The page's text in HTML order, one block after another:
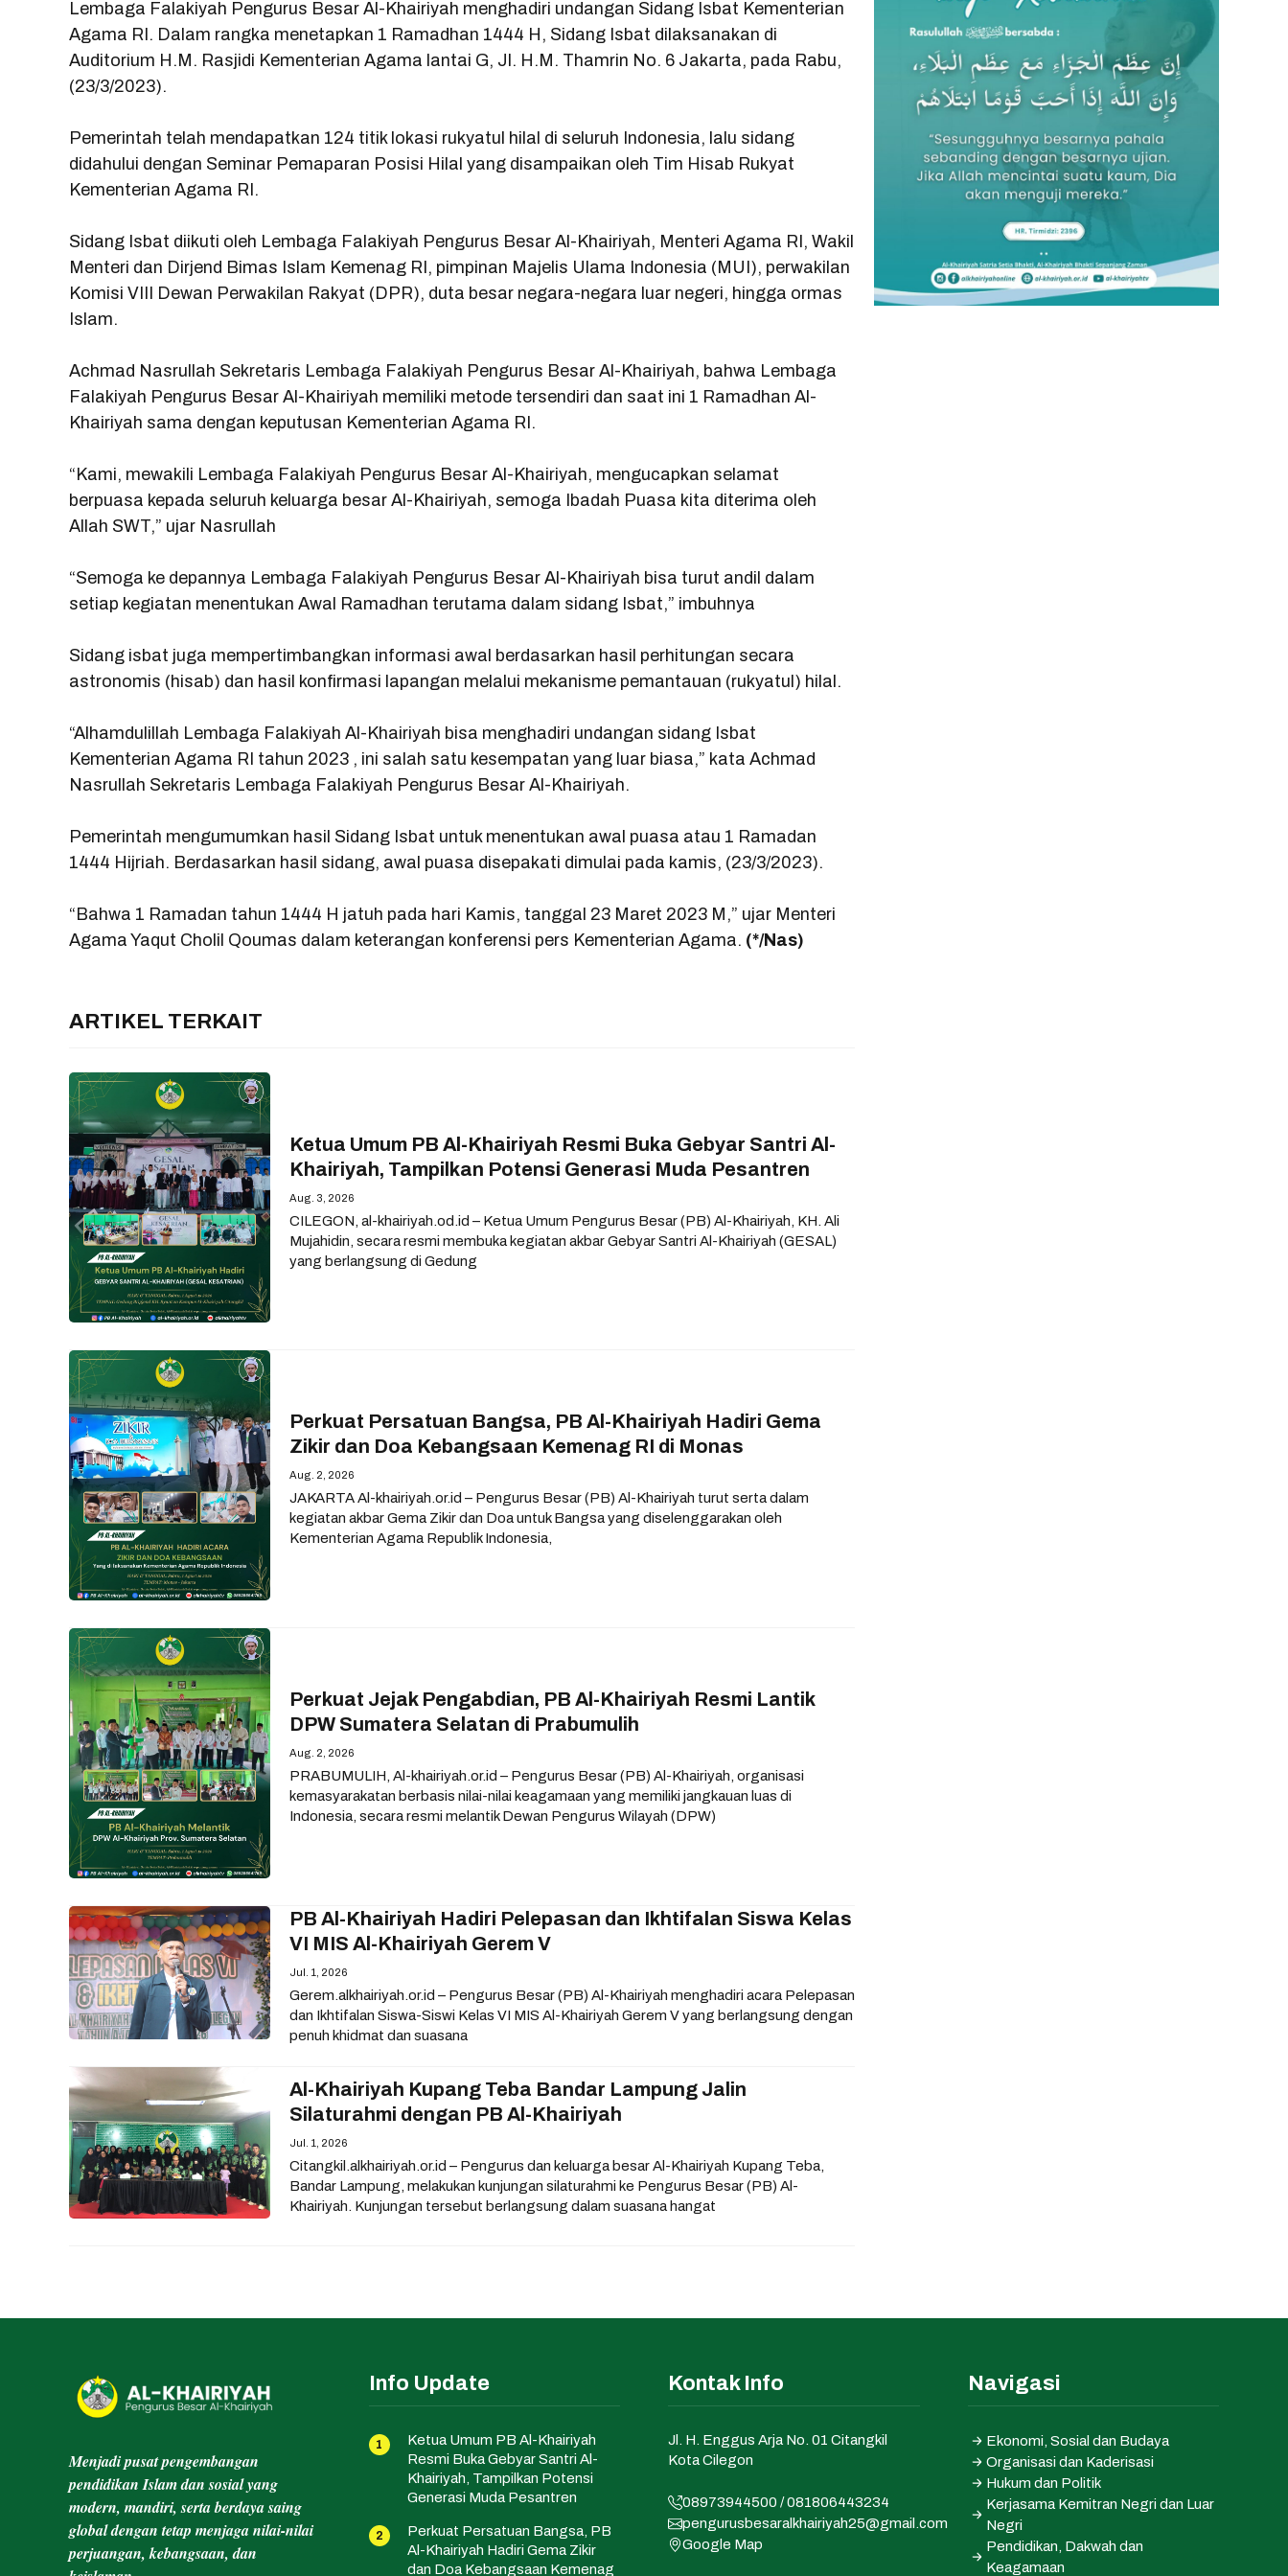
c
e
o
k
a
t
p
p
l
e
it
t
Lembaga Falakiyah Pengurus Besar Al-Khairiyah menghadiri undangan Sidang Isbat Kementerian
Agama RI. Dalam rangka menetapkan 1 Ramadhan 1444 H, Sidang Isbat dilaksanakan di
Auditorium H.M. Rasjidi Kementerian Agama lantai G, Jl. H.M. Thamrin No. 6 Jakarta, pada Rabu,
(23/3/2023).
Pemerintah telah mendapatkan 124 titik lokasi rukyatul hilal di seluruh Indonesia, lalu sidang
didahului dengan Seminar Pemaparan Posisi Hilal yang disampaikan oleh Tim Hisab Rukyat
Kementerian Agama RI.
Sidang Isbat diikuti oleh Lembaga Falakiyah Pengurus Besar Al-Khairiyah, Menteri Agama RI, Wakil
Menteri dan Dirjend Bimas Islam Kemenag RI, pimpinan Majelis Ulama Indonesia (MUI), perwakilan
Komisi VIII Dewan Perwakilan Rakyat (DPR), duta besar negara-negara luar negeri, hingga ormas
Islam.
Achmad Nasrullah Sekretaris Lembaga Falakiyah Pengurus Besar Al-Khairiyah, bahwa Lembaga
Falakiyah Pengurus Besar Al-Khairiyah memiliki metode tersendiri dan saat ini 1 Ramadhan Al-
Khairiyah sama dengan keputusan Kementerian Agama RI.
“Kami, mewakili Lembaga Falakiyah Pengurus Besar Al-Khairiyah, mengucapkan selamat
berpuasa kepada seluruh keluarga besar Al-Khairiyah, semoga Ibadah Puasa kita diterima oleh
Allah SWT,” ujar Nasrullah
“Semoga ke depannya Lembaga Falakiyah Pengurus Besar Al-Khairiyah bisa turut andil dalam
setiap kegiatan menentukan Awal Ramadhan terutama dalam sidang Isbat,” imbuhnya
Sidang isbat juga mempertimbangkan informasi awal berdasarkan hasil perhitungan secara
astronomis (hisab) dan hasil konfirmasi lapangan melalui mekanisme pemantauan (rukyatul) hilal.
“Alhamdulillah Lembaga Falakiyah Al-Khairiyah bisa menghadiri undangan sidang Isbat
Kementerian Agama RI tahun 2023 , ini salah satu kesempatan yang luar biasa,” kata Achmad
Nasrullah Sekretaris Lembaga Falakiyah Pengurus Besar Al-Khairiyah.
Pemerintah mengumumkan hasil Sidang Isbat untuk menentukan awal puasa atau 1 Ramadan
1444 Hijriah. Berdasarkan hasil sidang, awal puasa disepakati dimulai pada kamis, (23/3/2023).
“Bahwa 1 Ramadan tahun 1444 H jatuh pada hari Kamis, tanggal 23 Maret 2023 M,” ujar Menteri
Agama Yaqut Cholil Qoumas dalam keterangan konferensi pers Kementerian Agama. (*/Nas)
ARTIKEL TERKAIT
Ketua Umum PB Al-Khairiyah Resmi Buka Gebyar Santri Al-
Khairiyah, Tampilkan Potensi Generasi Muda Pesantren
Aug. 3, 2026
CILEGON, al-khairiyah.od.id – Ketua Umum Pengurus Besar (PB) Al-Khairiyah, KH. Ali
Mujahidin, secara resmi membuka kegiatan akbar Gebyar Santri Al-Khairiyah (GESAL)
yang berlangsung di Gedung
Perkuat Persatuan Bangsa, PB Al-Khairiyah Hadiri Gema
Zikir dan Doa Kebangsaan Kemenag RI di Monas
Aug. 2, 2026
JAKARTA Al-khairiyah.or.id – Pengurus Besar (PB) Al-Khairiyah turut serta dalam
kegiatan akbar Gema Zikir dan Doa untuk Bangsa yang diselenggarakan oleh
Kementerian Agama Republik Indonesia,
Perkuat Jejak Pengabdian, PB Al-Khairiyah Resmi Lantik
DPW Sumatera Selatan di Prabumulih
Aug. 2, 2026
PRABUMULIH, Al-khairiyah.or.id – Pengurus Besar (PB) Al-Khairiyah, organisasi
kemasyarakatan berbasis nilai-nilai keagamaan yang memiliki jangkauan luas di
Indonesia, secara resmi melantik Dewan Pengurus Wilayah (DPW)
PB Al-Khairiyah Hadiri Pelepasan dan Ikhtifalan Siswa Kelas
VI MIS Al-Khairiyah Gerem V
Jul. 1, 2026
Gerem.alkhairiyah.or.id – Pengurus Besar (PB) Al-Khairiyah menghadiri acara Pelepasan
dan Ikhtifalan Siswa-Siswi Kelas VI MIS Al-Khairiyah Gerem V yang berlangsung dengan
penuh khidmat dan suasana
Al-Khairiyah Kupang Teba Bandar Lampung Jalin
Silaturahmi dengan PB Al-Khairiyah
Jul. 1, 2026
Citangkil.alkhairiyah.or.id – Pengurus dan keluarga besar Al-Khairiyah Kupang Teba,
Bandar Lampung, melakukan kunjungan silaturahmi ke Pengurus Besar (PB) Al-
Khairiyah. Kunjungan tersebut berlangsung dalam suasana hangat
Menjadi pusat pengembangan
pendidikan Islam dan sosial yang
modern, mandiri, serta berdaya saing
global dengan tetap menjaga nilai-nilai
perjuangan, kebangsaan, dan
Info Update
Ketua Umum PB Al-Khairiyah
Resmi Buka Gebyar Santri Al-
Khairiyah, Tampilkan Potensi
Generasi Muda Pesantren
Perkuat Persatuan Bangsa, PB
Al-Khairiyah Hadiri Gema Zikir
dan Doa Kebangsaan Kemenag
Kontak Info
Jl. H. Enggus Arja No. 01 Citangkil
Kota Cilegon
08973944500 / 081806443234
pengurusbesaralkhairiyah25@gmail.com
Google Map
Navigasi
Ekonomi, Sosial dan Budaya
Organisasi dan Kaderisasi
Hukum dan Politik
Kerjasama Kemitran Negri dan Luar
Negri
Pendidikan, Dakwah dan
Keagamaan